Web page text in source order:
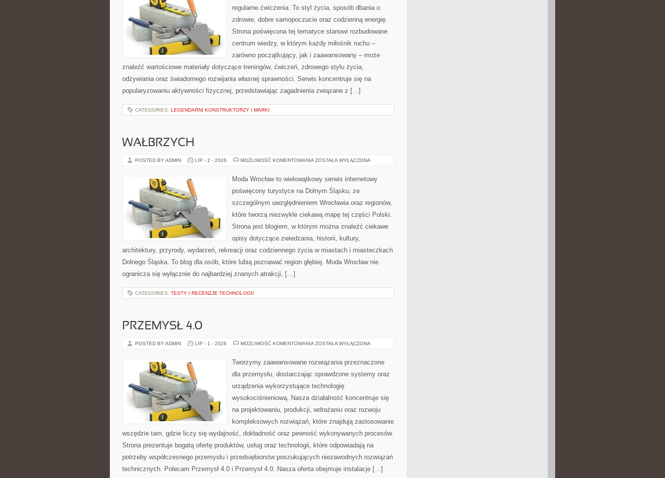
regularne ćwiczenia. To styl życia, sposób dbania o
zdrowie, dobre samopoczucie oraz codzienną energię.
Strona poświęcona tej tematyce stanowi rozbudowane
centrum wiedzy, w którym każdy miłośnik ruchu –
zarówno początkujący, jak i zaawansowany – może
znaleźć wartościowe materiały dotyczące treningów, ćwiczeń, zdrowego stylu życia,
odżywiania oraz świadomego rozwijania własnej sprawności. Serwis koncentruje się na
popularyzowaniu aktywności fizycznej, przedstawiając zagadnienia związane z […]
CATEGORIES: LEGENDARNI KONSTRUKTORZY I MARKI
WAŁBRZYCH
POSTED BY ADMIN LIP - 2 - 2026 MOŻLIWOŚĆ KOMENTOWANIA WAŁBRZYCH
ZOSTAŁA WYŁĄCZONA
Moda Wrocław to wielowątkowy serwis internetowy
poświęcony turystyce na Dolnym Śląsku, ze
szczególnym uwzględnieniem Wrocławia oraz regionów,
które tworzą niezwykle ciekawą mapę tej części Polski.
Strona jest blogiem, w którym można znaleźć ciekawe
opisy dotyczące zwiedzania, historii, kultury,
architektury, przyrody, wydarzeń, rekreacji oraz codziennego życia w miastach i miasteczkach
Dolnego Śląska. To blog dla osób, które lubią poznawać region głębiej. Moda Wrocław nie
ogranicza się wyłącznie do najbardziej znanych atrakcji, […]
CATEGORIES: TESTY I RECENZJE TECHNOLOGII
PRZEMYSŁ 4.0
POSTED BY ADMIN LIP - 1 - 2026 MOŻLIWOŚĆ KOMENTOWANIA PRZEMYSŁ
ZOSTAŁA WYŁĄCZONA
Tworzymy zaawansowane rozwiązania przeznaczone
dla przemysłu, dostarczając sprawdzone systemy oraz
urządzenia wykorzystujące technologię
wysokociśnieniową. Nasza działalność koncentruje się
na projektowaniu, produkcji, wdrażaniu oraz rozwoju
kompleksowych rozwiązań, które znajdują zastosowanie
wszędzie tam, gdzie liczy się wydajność, dokładność oraz pewność wykonywanych procesów.
Strona prezentuje bogatą ofertę produktów, usług oraz technologii, które odpowiadają na
potrzeby współczesnego przemysłu i przedsiębiorstw poszukujących niezawodnych rozwiązań
technicznych. Polecam Przemysł 4.0 i Przemysł 4.0. Nasza oferta obejmuje instalacje […]